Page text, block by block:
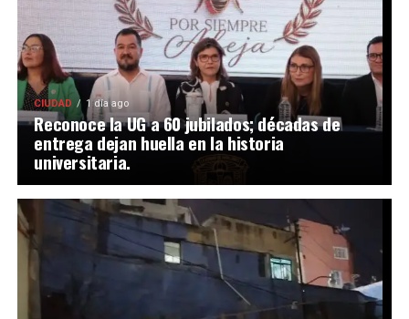
CIUDAD 1 día ago
Reconoce la UG a 60 jubilados; décadas de
entrega dejan huella en la historia
universitaria.